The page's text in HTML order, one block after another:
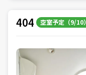
404 空室予定（9/10）